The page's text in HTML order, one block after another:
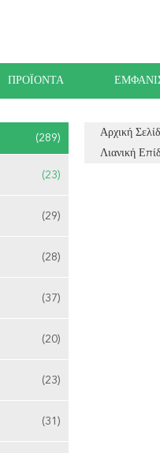
ΠΡΟΪΌΝΤΑ
(289)
(23)
(29)
(28)
(37)
(20)
(23)
(31)
Αρχική
Λιανική